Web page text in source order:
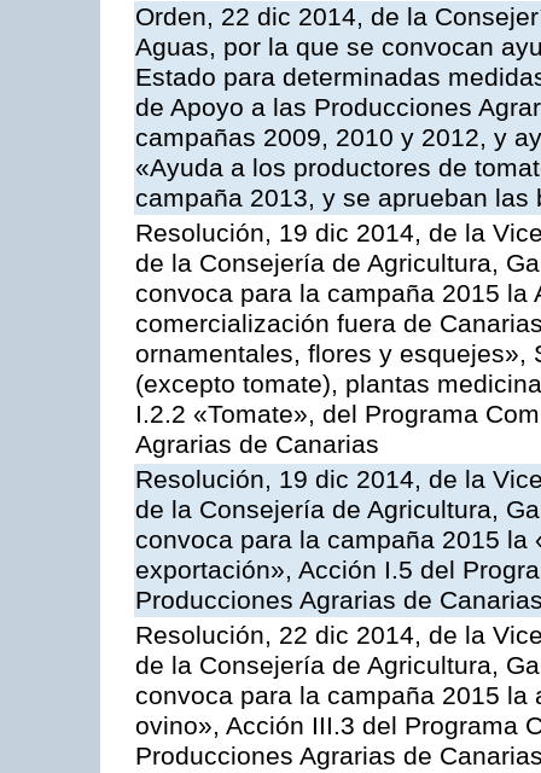
Orden, 22 dic 2014, de la
Aguas, por la que se convocan
Estado para determinadas
de Apoyo a las Producciones
campañas 2009, 2010 y 2012, y
«Ayuda a los productores de
campaña 2013, y se aprueban
Resolución, 19 dic 2014, de la
de la Consejería de Agricultura,
convoca para la campaña 2015 la
comercialización fuera de
ornamentales, flores y esquejes»,
(excepto tomate), plantas
I.2.2 «Tomate», del Programa
Agrarias de Canarias
Resolución, 19 dic 2014, de la
de la Consejería de Agricultura,
convoca para la campaña 2015
exportación», Acción I.5 del
Producciones Agrarias de
Resolución, 22 dic 2014, de la
de la Consejería de Agricultura,
convoca para la campaña 2015
ovino», Acción III.3 del Programa
Producciones Agrarias de